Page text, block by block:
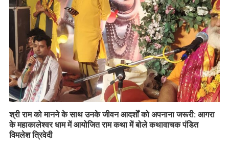
​श्री राम को मानने के साथ उनके जीवन आदर्शों को अपनाना जरूरी: आगरा
के महाकालेश्वर धाम में आयोजित राम कथा में बोले कथावाचक पंडित
विमलेश त्रिवेदी